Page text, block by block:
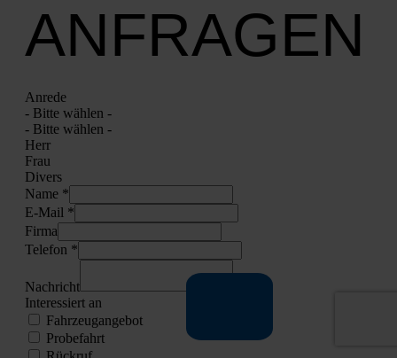
ANFRAGEN
Anre­de
- Bit­te wäh­len -
- Bit­te wäh­len -
Herr
Frau
Divers
Name *
E‑Mail *
Fir­ma
Tele­fon *
Nach­richt
Inter­es­siert an
Fahr­zeug­an­ge­bot
Pro­be­fahrt